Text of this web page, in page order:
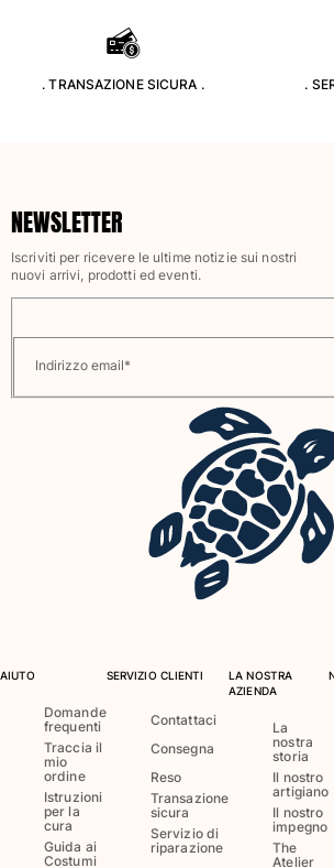
Vedi tutti i Costumi da bagno
Bermuda
Vedi tutti i Abbigliamento
Vedi tutti i Bambina
Costumi da bagno
Slip Mare
Vedi tutti i Costumi da bagno
Abiti e Gonne
Pantaloncini
Felpe
Vedi tutti i Abbigliamento
Neonato
. TRANSAZIONE SICURA . .
NEWSLETTER
Iscriviti per ricevere le ultime notizie sui nostri
nuovi arrivi, prodotti ed eventi.
Indirizzo email*
AIUTO
Domande
frequenti
Traccia il
mio
ordine
Istruzioni
per la
cura
Guida ai
Costumi
SERVIZIO CLIENTI
Contattaci
Consegna
Reso
Transazione
sicura
Servizio di
riparazione
LA NOSTRA
AZIENDA
La
nostra
storia
Il nostro
artigiano
Il nostro
impegno
The
Atelier